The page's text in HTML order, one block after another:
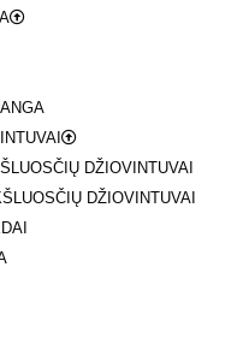
DŽIOVINTUVAI
DŽIOVINTUVAI